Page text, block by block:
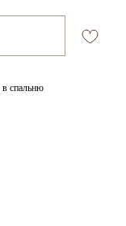
спальню